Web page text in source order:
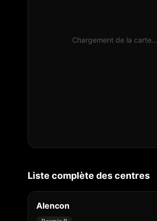
Chargement de la carte…
Liste complète des centres
Alencon